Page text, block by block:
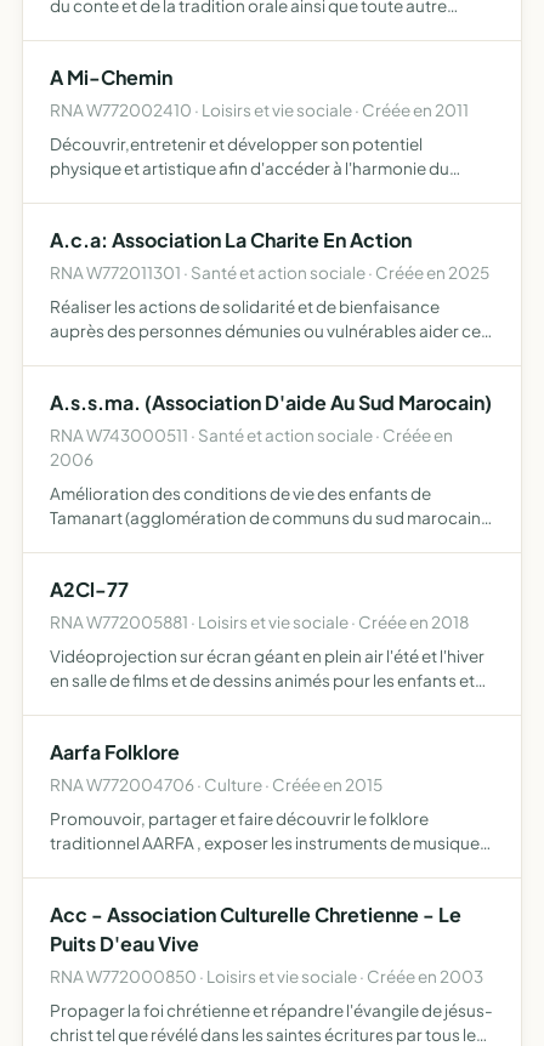
du conte et de la tradition orale ainsi que toute autre
A Mi-Chemin
RNA W772002410 · Loisirs et vie sociale · Créée en 2011
Découvrir,entretenir et développer son potentiel
physique et artistique afin d'accéder à l'harmonie du
A.c.a: Association La Charite En Action
RNA W772011301 · Santé et action sociale · Créée en 2025
Réaliser les actions de solidarité et de bienfaisance
auprès des personnes démunies ou vulnérables aider ces
organis…
A.s.s.ma. (Association D'aide Au Sud Marocain)
RNA W743000511 · Santé et action sociale · Créée en
2006
Amélioration des conditions de vie des enfants de
Tamanart (agglomération de communs du sud marocain)
sani…
A2Cl-77
RNA W772005881 · Loisirs et vie sociale · Créée en 2018
Vidéoprojection sur écran géant en plein air l'été et l'hiver
en salle de films et de dessins animés pour les enfants et
Aarfa Folklore
RNA W772004706 · Culture · Créée en 2015
Promouvoir, partager et faire découvrir le folklore
traditionnel AARFA , exposer les instruments de musique
Acc - Association Culturelle Chretienne - Le
Puits D'eau Vive
RNA W772000850 · Loisirs et vie sociale · Créée en 2003
Propager la foi chrétienne et répandre l'évangile de jésus-
christ tel que révélé dans les saintes écritures par tous les